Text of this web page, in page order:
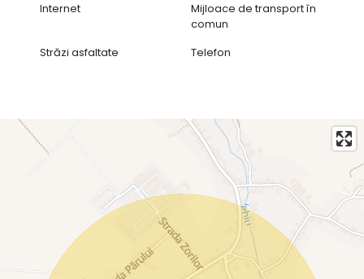
Internet
Mijloace de transport în
comun
Străzi asfaltate
Telefon